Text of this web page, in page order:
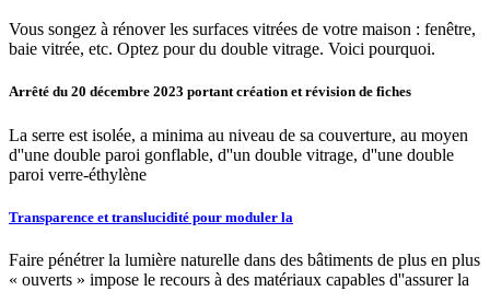
Vous songez à rénover les surfaces vitrées de votre maison : fenêtre,
baie vitrée, etc. Optez pour du double vitrage. Voici pourquoi.
Arrêté du 20 décembre 2023 portant création et révision de fiches
La serre est isolée, a minima au niveau de sa couverture, au moyen
d''une double paroi gonflable, d''un double vitrage, d''une double
paroi verre-éthylène
Transparence et translucidité pour moduler la
Faire pénétrer la lumière naturelle dans des bâtiments de plus en plus
« ouverts » impose le recours à des matériaux capables d''assurer la